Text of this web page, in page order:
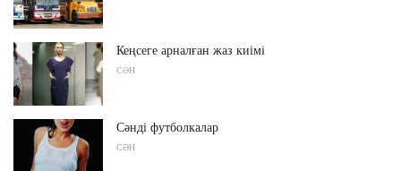
Кеңсеге арналған жаз киімі
СӘН
Сәнді футболкалар
СӘН